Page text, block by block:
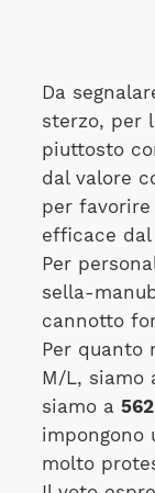
Da
sterzo, per
piuttosto
dal valore
per
efficace
Per
sella-
cannotto
Per quanto
M/L, siamo
siamo a
impongono
molto